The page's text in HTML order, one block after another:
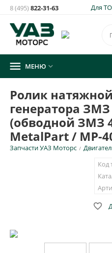
Для ТО
8 (495)822-31-63
 МЕНЮ 
Ролик
генератора ЗМЗ
(обводной ЗМЗ
MetalPart / МР-
Запчасти УАЗ Моторс /
Код
